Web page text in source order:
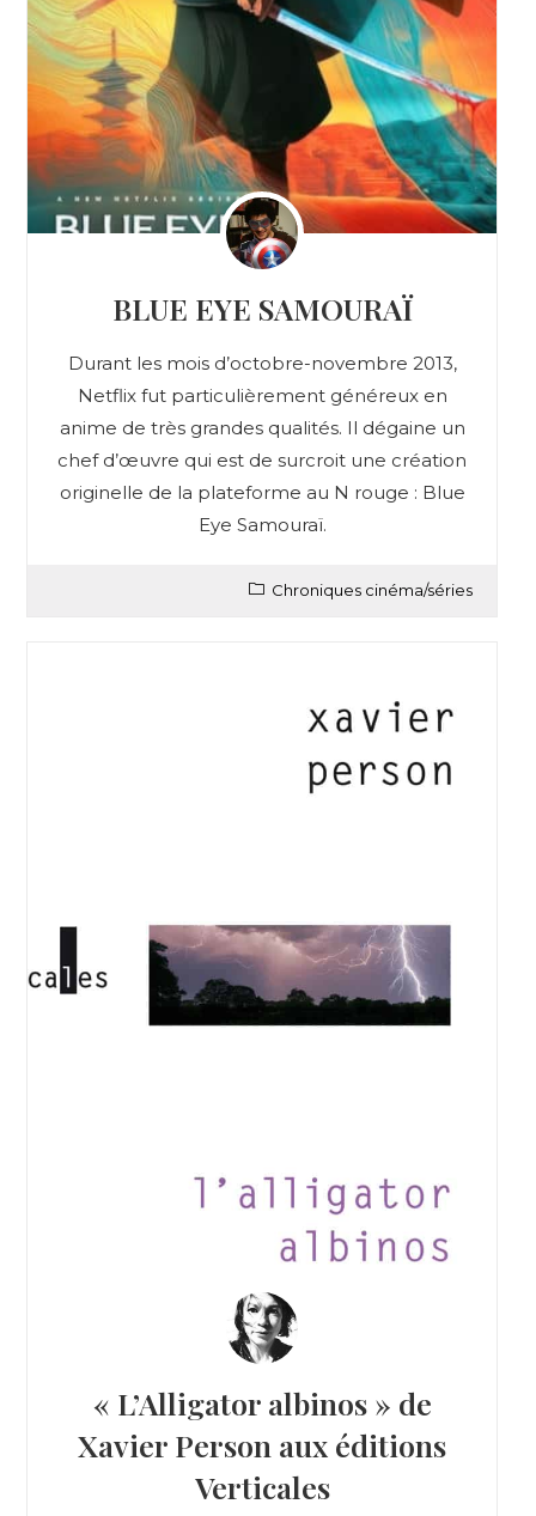
BLUE EYE SAMOURAÏ
Durant les mois d’octobre-novembre 2013,
Netflix fut particulièrement généreux en
anime de très grandes qualités. Il dégaine un
chef d’œuvre qui est de surcroit une création
originelle de la plateforme au N rouge : Blue
Eye Samouraï.
Chroniques cinéma/séries
« L’Alligator albinos » de
Xavier Person aux éditions
Verticales